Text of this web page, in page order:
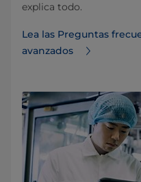
explica todo.
Lea las Preguntas
avanzados